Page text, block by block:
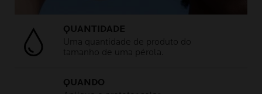
QUANTIDADE
Uma quantidade de produto do
tamanho de uma pérola.
QUANDO